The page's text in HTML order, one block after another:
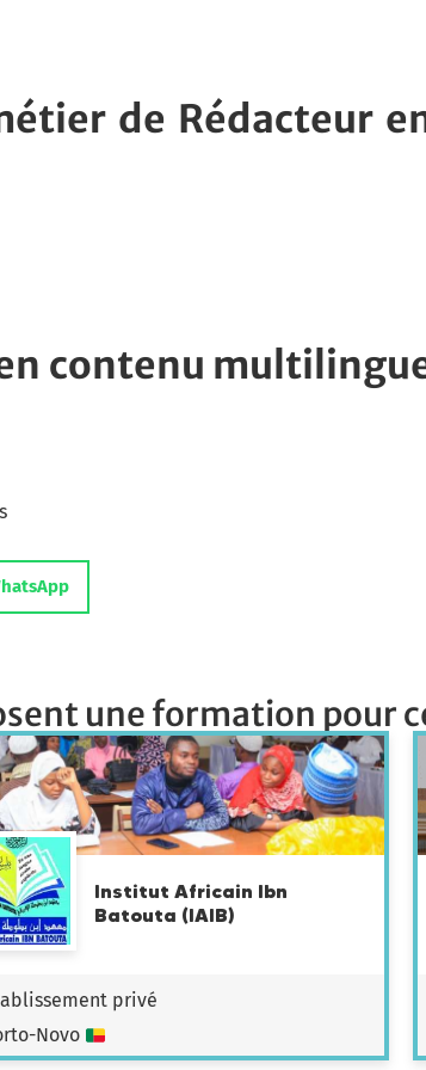
de Rédacteur
contenu
une formation pour
Institut Africain Ibn
Batouta (IAIB)
privé
Novo